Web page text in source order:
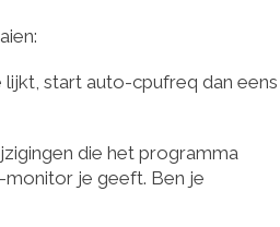
start auto-cpufreq dan eens
die het programma
je geeft. Ben je